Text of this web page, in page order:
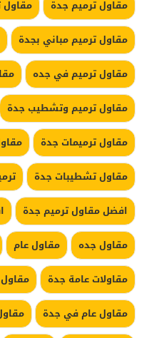
مقاول ترميم جدة
مقاول
مقاول ترميم مباني بجدة
مقاول ترميم في جده
مقاول ترميم وتشطيب جدة
مقاول ترميمات جدة
مقاول تشطيبات جدة
افضل مقاول ترميم جدة
مقاول جده
مقاول عام
مقاولات عامة جدة
مقاول عام في جدة